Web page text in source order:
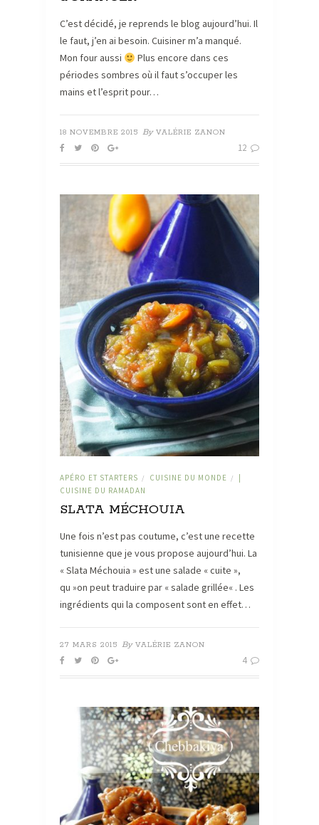
C’est décidé, je reprends le blog aujourd’hui. Il
le faut, j’en ai besoin. Cuisiner m’a manqué.
Mon four aussi
Plus encore dans ces
périodes sombres où il faut s’occuper les
mains et l’esprit pour…
18 NOVEMBRE 2015 By VALÉRIE ZANON
12
APÉRO ET STARTERS / CUISINE DU MONDE /
CUISINE DU RAMADAN
SLATA MÉCHOUIA
Une fois n’est pas coutume, c’est une recette
tunisienne que je vous propose aujourd’hui. La
« Slata Méchouia » est une salade « cuite »,
qu »on peut traduire par « salade grillée« . Les
ingrédients qui la composent sont en effet…
27 MARS 2015 By VALÉRIE ZANON
4